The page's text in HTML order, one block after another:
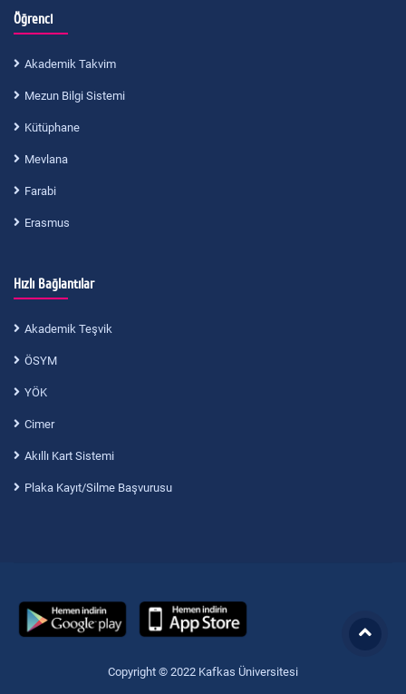
Öğrenci
Akademik Takvim
Mezun Bilgi Sistemi
Kütüphane
Mevlana
Farabi
Erasmus
Hızlı Bağlantılar
Akademik Teşvik
ÖSYM
YÖK
Cimer
Akıllı Kart Sistemi
Plaka Kayıt/Silme Başvurusu
Copyright © 2022 Kafkas Üniversitesi